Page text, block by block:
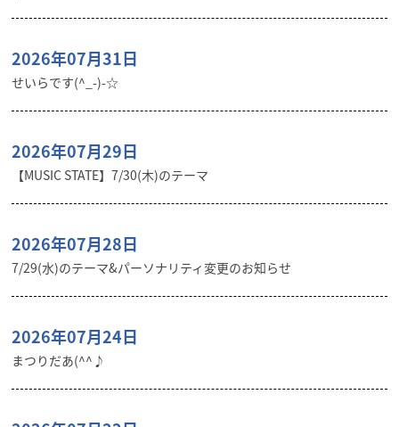
2026年07月31日
せいらです(^_-)-☆
2026年07月29日
【MUSIC STATE】7/30(木)のテーマ
2026年07月28日
7/29(水)のテーマ&パーソナリティ変更のお知らせ
2026年07月24日
まつりだあ(^^♪